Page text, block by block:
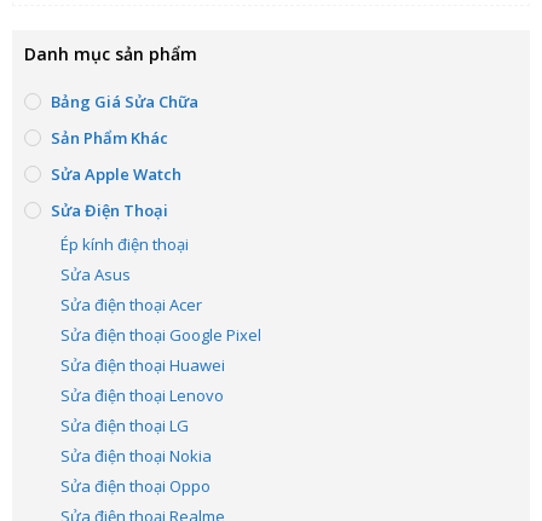
Danh mục sản phẩm
Bảng Giá Sửa Chữa
Sản Phẩm Khác
Sửa Apple Watch
Sửa Điện Thoại
Ép kính điện thoại
Sửa Asus
Sửa điện thoại Acer
Sửa điện thoại Google Pixel
Sửa điện thoại Huawei
Sửa điện thoại Lenovo
Sửa điện thoại LG
Sửa điện thoại Nokia
Sửa điện thoại Oppo
Sửa điện thoại Realme